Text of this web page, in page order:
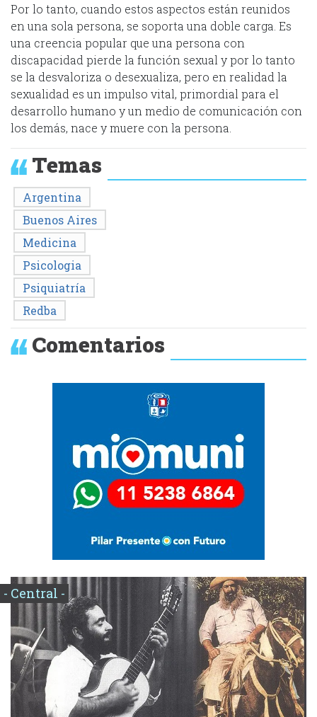
Por lo tanto, cuando estos aspectos están reunidos
en una sola persona, se soporta una doble carga. Es
una creencia popular que una persona con
discapacidad pierde la función sexual y por lo tanto
se la desvaloriza o desexualiza, pero en realidad la
sexualidad es un impulso vital, primordial para el
desarrollo humano y un medio de comunicación con
los demás, nace y muere con la persona.
Temas
Argentina
Buenos Aires
Medicina
Psicologia
Psiquiatría
Redba
Comentarios
- Central -